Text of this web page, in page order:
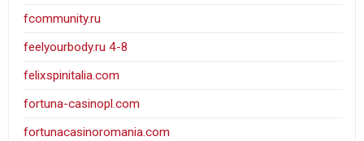
fcommunity.ru
feelyourbody.ru 4-8
felixspinitalia.com
fortuna-casinopl.com
fortunacasinoromania.com